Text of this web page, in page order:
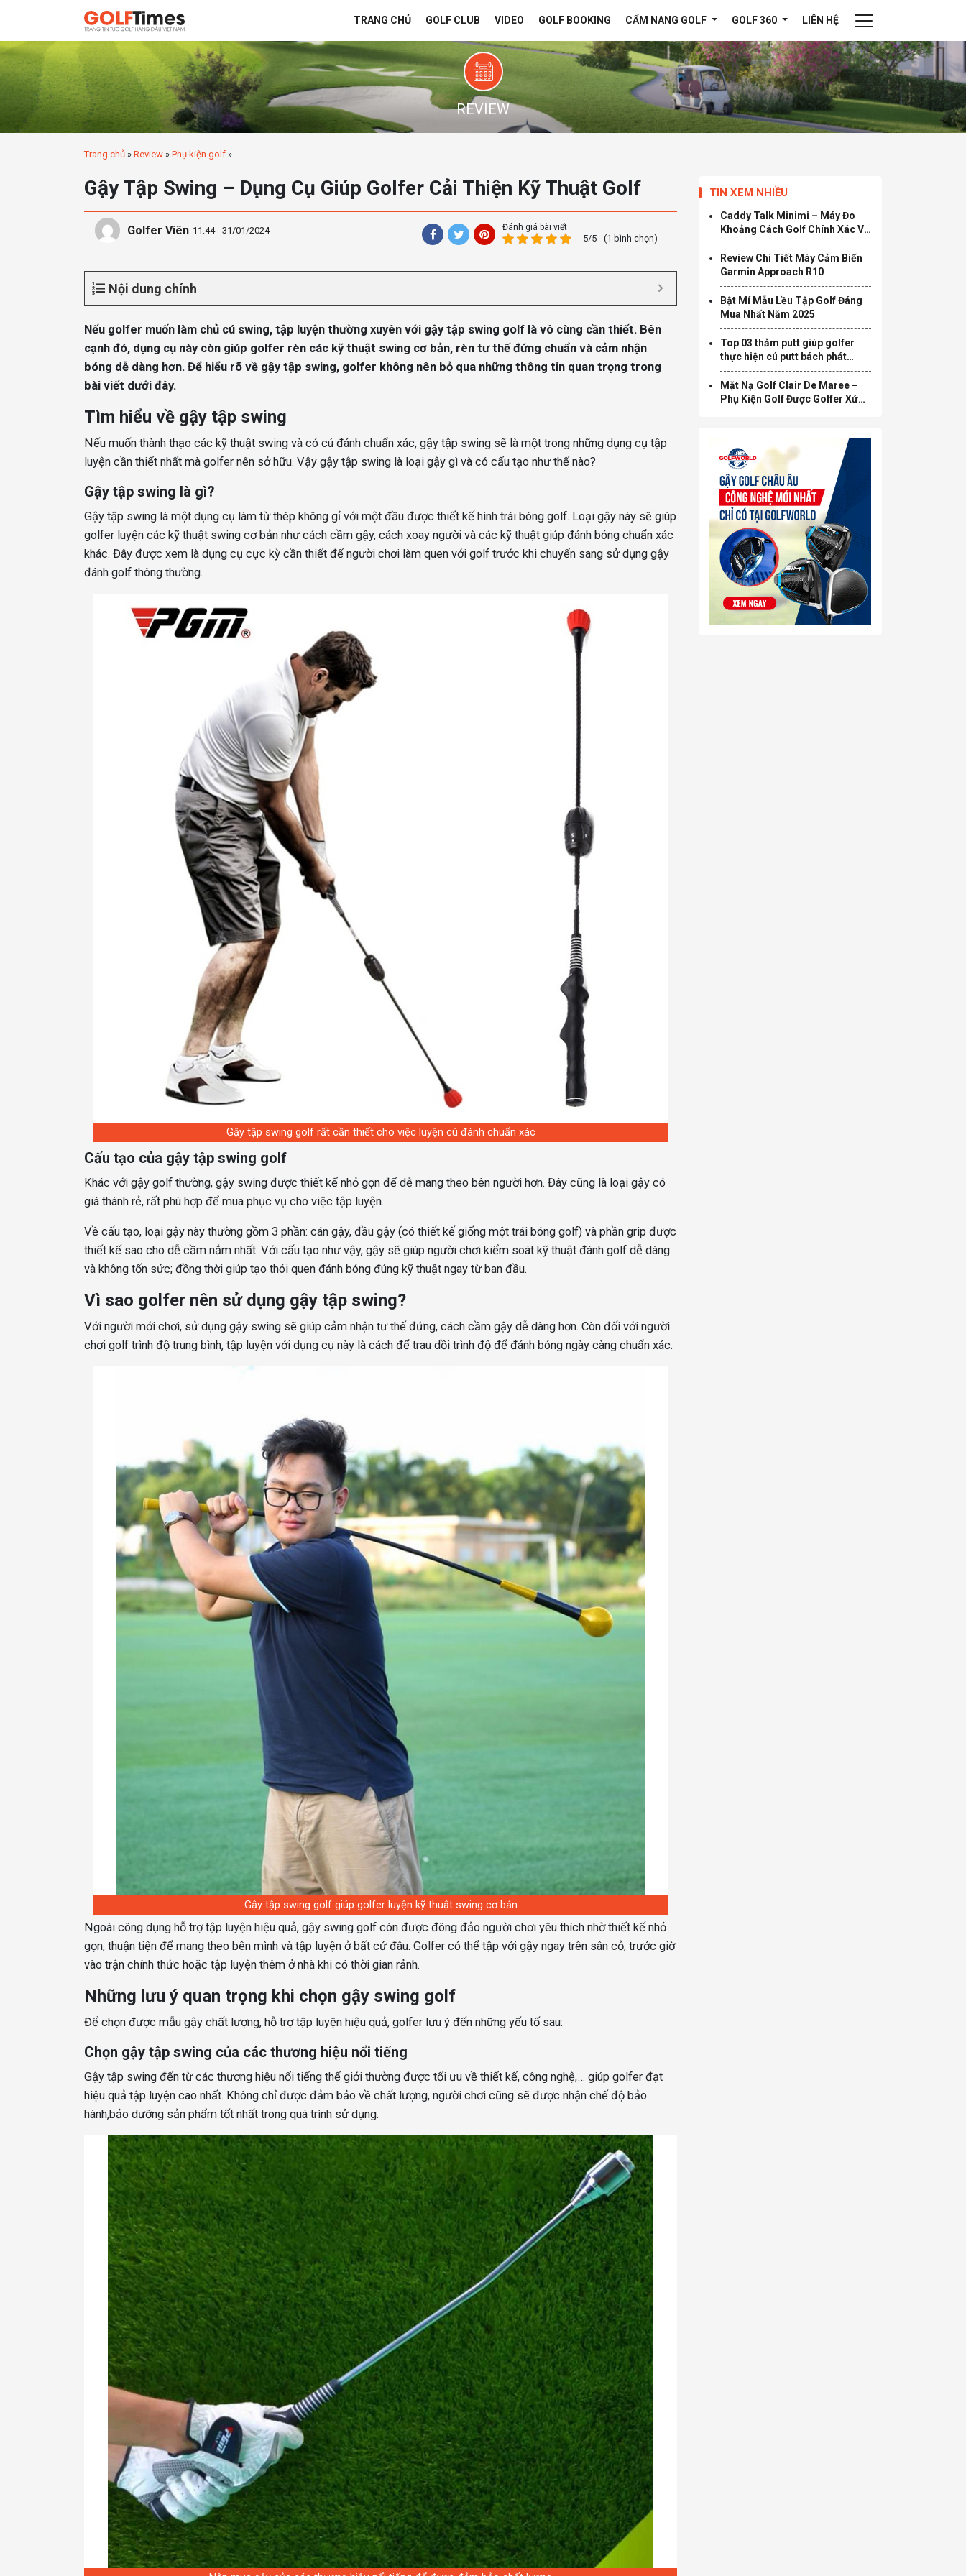
TRANG CHỦ GOLF CLUB VIDEO GOLF BOOKING CẨM NANG GOLF GOLF 360 LIÊN HỆ
REVIEW
Trang chủ » Review » Phụ kiện golf »
Gậy Tập Swing – Dụng Cụ Giúp Golfer Cải Thiện Kỹ Thuật Golf
Golfer Viên 11:44 - 31/01/2024 Đánh giá bài viết
5/5 - (1 bình chọn)
Nội dung chính
Nếu golfer muốn làm chủ cú swing, tập luyện thường xuyên với gậy tập swing golf là vô cùng cần thiết. Bên
cạnh đó, dụng cụ này còn giúp golfer rèn các kỹ thuật swing cơ bản, rèn tư thế đứng chuẩn và cảm nhận
bóng dễ dàng hơn. Để hiểu rõ về gậy tập swing, golfer không nên bỏ qua những thông tin quan trọng trong
bài viết dưới đây.
Tìm hiểu về gậy tập swing
Nếu muốn thành thạo các kỹ thuật swing và có cú đánh chuẩn xác, gậy tập swing sẽ là một trong những dụng cụ tập
luyện cần thiết nhất mà golfer nên sở hữu. Vậy gậy tập swing là loại gậy gì và có cấu tạo như thế nào?
Gậy tập swing là gì?
Gậy tập swing là một dụng cụ làm từ thép không gỉ với một đầu được thiết kế hình trái bóng golf. Loại gậy này sẽ giúp
golfer luyện các kỹ thuật swing cơ bản như cách cầm gậy, cách xoay người và các kỹ thuật giúp đánh bóng chuẩn xác
khác. Đây được xem là dụng cụ cực kỳ cần thiết để người chơi làm quen với golf trước khi chuyển sang sử dụng gậy
đánh golf thông thường.
Gậy tập swing golf rất cần thiết cho việc luyện cú đánh chuẩn xác
Cấu tạo của gậy tập swing golf
Khác với gậy golf thường, gậy swing được thiết kế nhỏ gọn để dễ mang theo bên người hơn. Đây cũng là loại gậy có
giá thành rẻ, rất phù hợp để mua phục vụ cho việc tập luyện.
Về cấu tạo, loại gậy này thường gồm 3 phần: cán gậy, đầu gậy (có thiết kế giống một trái bóng golf) và phần grip được
thiết kế sao cho dễ cầm nắm nhất. Với cấu tạo như vậy, gậy sẽ giúp người chơi kiểm soát kỹ thuật đánh golf dễ dàng
và không tốn sức; đồng thời giúp tạo thói quen đánh bóng đúng kỹ thuật ngay từ ban đầu.
Vì sao golfer nên sử dụng gậy tập swing?
Với người mới chơi, sử dụng gậy swing sẽ giúp cảm nhận tư thế đứng, cách cầm gậy dễ dàng hơn. Còn đối với người
chơi golf trình độ trung bình, tập luyện với dụng cụ này là cách để trau dồi trình độ để đánh bóng ngày càng chuẩn xác.
Gậy tập swing golf giúp golfer luyện kỹ thuật swing cơ bản
Ngoài công dụng hỗ trợ tập luyện hiệu quả, gậy swing golf còn được đông đảo người chơi yêu thích nhờ thiết kế nhỏ
gọn, thuận tiện để mang theo bên mình và tập luyện ở bất cứ đâu. Golfer có thể tập với gậy ngay trên sân cỏ, trước giờ
vào trận chính thức hoặc tập luyện thêm ở nhà khi có thời gian rảnh.
Những lưu ý quan trọng khi chọn gậy swing golf
Để chọn được mẫu gậy chất lượng, hỗ trợ tập luyện hiệu quả, golfer lưu ý đến những yếu tố sau:
Chọn gậy tập swing của các thương hiệu nổi tiếng
Gậy tập swing đến từ các thương hiệu nổi tiếng thế giới thường được tối ưu về thiết kế, công nghệ,… giúp golfer đạt
hiệu quả tập luyện cao nhất. Không chỉ được đảm bảo về chất lượng, người chơi cũng sẽ được nhận chế độ bảo
hành,bảo dưỡng sản phẩm tốt nhất trong quá trình sử dụng.
TIN XEM NHIỀU
Caddy Talk Minimi – Máy Đo
Khoảng Cách Golf Chính Xác Và
Tiện Lợi
Review Chi Tiết Máy Cảm Biến
Garmin Approach R10
Bật Mí Mẫu Lều Tập Golf Đáng
Mua Nhất Năm 2025
Top 03 thảm putt giúp golfer
thực hiện cú putt bách phát
bách trúng ngay tại nhà
Mặt Nạ Golf Clair De Maree –
Phụ Kiện Golf Được Golfer Xứ